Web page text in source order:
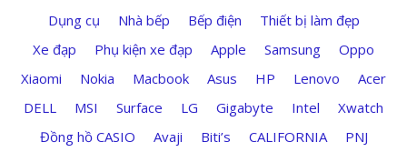
Dụng cụ
Nhà bếp Bếp điện
Thiết bị làm đẹp
Xe đạp
Phụ kiện xe đạp Apple Samsung
Oppo
Xiaomi
Nokia Macbook Asus HP Lenovo
Acer
DELL
MSI Surface LG Gigabyte Intel
Xwatch
Đồng hồ CASIO
Avaji Biti’s CALIFORNIA
PNJ